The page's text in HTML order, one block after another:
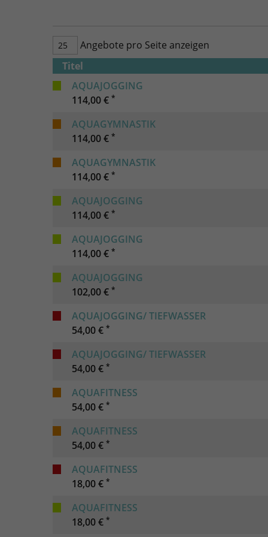
Angebote pro Seite anzeigen
Titel
AQUAJOGGING
114,00 € *
AQUAGYMNASTIK
114,00 € *
AQUAGYMNASTIK
114,00 € *
AQUAJOGGING
114,00 € *
AQUAJOGGING
114,00 € *
AQUAJOGGING
102,00 € *
AQUAJOGGING/ TIEFWASSER
54,00 € *
AQUAJOGGING/ TIEFWASSER
54,00 € *
AQUAFITNESS
54,00 € *
AQUAFITNESS
54,00 € *
AQUAFITNESS
18,00 € *
AQUAFITNESS
18,00 € *